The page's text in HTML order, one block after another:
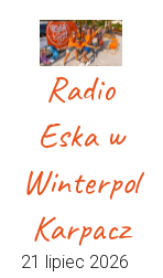
Radio
Eska w
Winterpol
Karpacz
21 lipiec 2026